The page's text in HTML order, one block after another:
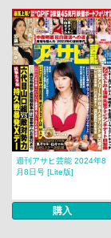
週刊アサヒ芸能 2024年8
月8日号 [Lite版]
購入